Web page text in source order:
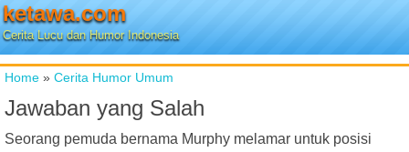
ketawa.com
Cerita Lucu dan Humor Indonesia
Home » Cerita Humor Umum
Jawaban yang Salah
Seorang pemuda bernama Murphy melamar untuk posisi